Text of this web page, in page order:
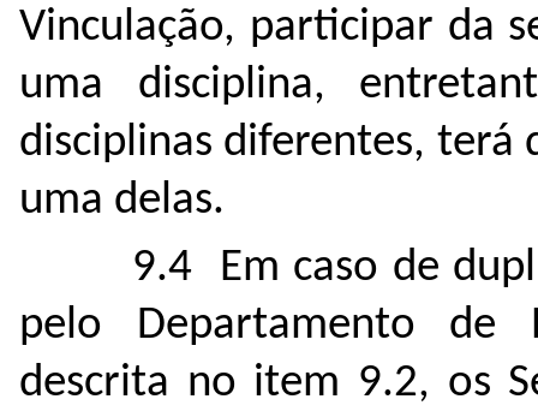
Vinculação, participar da
uma disciplina,
disciplinas diferentes,
uma delas.
9.4 Em caso de
pelo Departamento de
descrita no item 9.2, os